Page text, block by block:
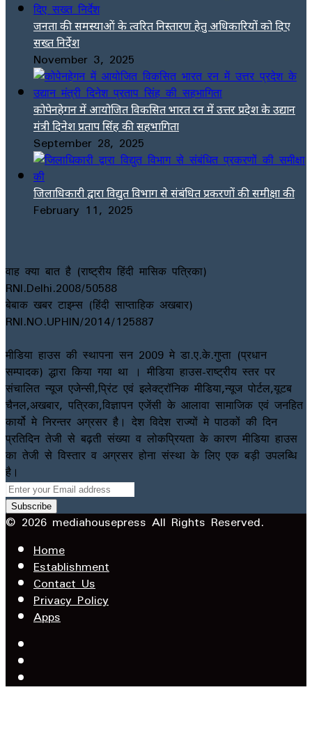
जनता की समस्याओं के त्वरित निस्तारण हेतु अधिकारियों को दिए
सख्त निर्देश
November 3, 2025
कोपेनहेगन में आयोजित विकसित भारत रन में उत्तर प्रदेश के उद्यान
मंत्री दिनेश प्रताप सिंह की सहभागिता
September 28, 2025
जिलाधिकारी द्वारा विद्युत विभाग से संबंधित प्रकरणों की समीक्षा की
February 11, 2025
वाह क्या बात है (राष्ट्रीय हिंदी मासिक पत्रिका)
RNI.Delhi.2008/50588
बेबाक खबर टाइम्स (हिंदी साप्ताहिक अखबार)
RNI.NO.UPHIN/2014/125887
मीडिया हाउस की स्थापना सन 2009 मे डा.ए.के.गुप्ता (प्रधान
सम्पादक) द्धारा किया गया था । मीडिया हाउस-राष्ट्रीय स्तर पर
संचालित न्यूज एजेन्सी,प्रिंट एवं इलेक्ट्रॉनिक मीडिया,न्यूज पोर्टल,यूटब
चैनल,अखबार, पत्रिका,विज्ञापन एजेंसी के आलावा सामाजिक एवं जनहित
कार्यो मे निरन्तर अग्रसर है। देश विदेश राज्यों मे पाठकों की दिन
प्रतिदिन तेजी से बढ़ती संख्या व लोकप्रियता के कारण मीडिया हाउस
का तेजी से विस्तार व अग्रसर होना संस्था के लिए एक बड़ी उपलब्धि
है।
Enter
your
Email
© 2026 mediahousepress All Rights Reserved.
Home
Establishment
Contact Us
Privacy Policy
Apps